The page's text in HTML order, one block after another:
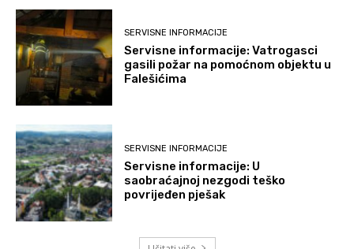
SERVISNE INFORMACIJE
Servisne informacije: Vatrogasci
gasili požar na pomoćnom objektu u
Falešićima
SERVISNE INFORMACIJE
Servisne informacije: U
saobraćajnoj nezgodi teško
povrijeđen pješak